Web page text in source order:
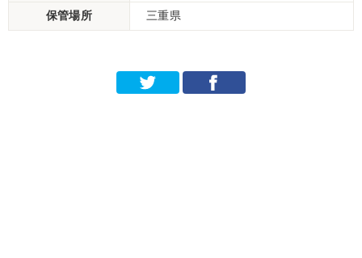
保管場所 三重県